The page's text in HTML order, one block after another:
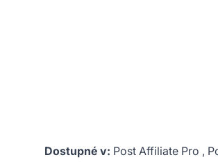
Dostupné v: Post Affiliate Pro ,